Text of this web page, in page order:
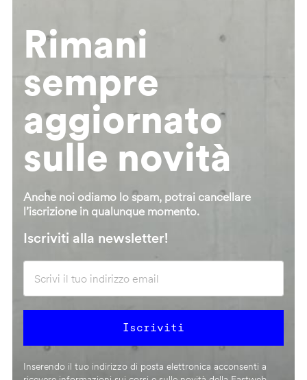
Rimani
sempre
aggiornato
sulle novità
Anche noi odiamo lo spam, potrai cancellare
l’iscrizione in qualunque momento.
Iscriviti alla newsletter!
Inserendo il tuo indirizzo di posta elettronica acconsenti a